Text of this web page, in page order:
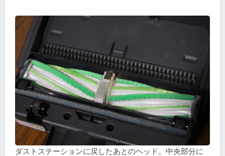
ダストステーションに戻したあとのヘッド。中央部分に